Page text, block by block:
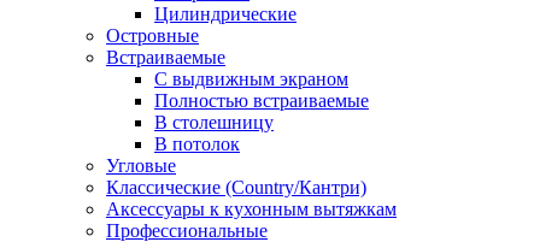
Цилиндрические
Островные
Встраиваемые
С выдвижным экраном
Полностью встраиваемые
В столешницу
В потолок
Угловые
Классические (Country/Кантри)
Аксессуары к кухонным вытяжкам
Профессиональные